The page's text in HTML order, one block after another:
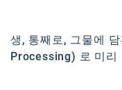
생, 통째로, 그물에
Processing) 로 미리